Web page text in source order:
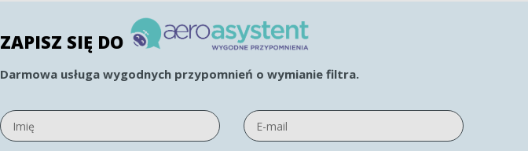
ZAPISZ SIĘ DO
Darmowa usługa wygodnych przypomnień o wymianie filtra.